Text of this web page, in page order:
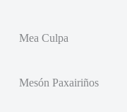
Mea Culpa
Mesón Paxairiños